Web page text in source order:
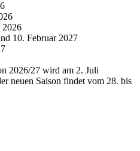
2026
10. Februar 2027
2026/27 wird am 2. Juli
neuen Saison findet vom 28. bis